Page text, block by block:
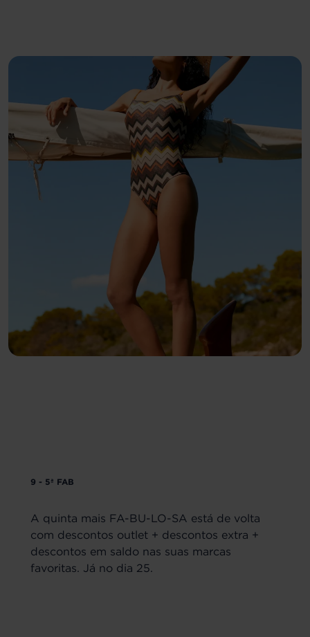
9 - 5ª FAB
A quinta mais FA-BU-LO-SA está de volta
com descontos outlet + descontos extra +
descontos em saldo nas suas marcas
favoritas. Já no dia 25.